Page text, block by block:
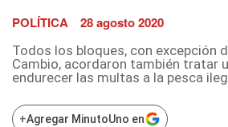
POLÍTICA 28 agosto 2020
Todos los bloques, con excepción
Cambio, acordaron también tratar
endurecer las multas a la pesca
+Agregar MinutoUno en